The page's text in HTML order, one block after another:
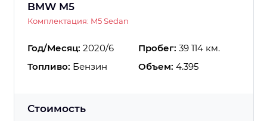
BMW M5
Комплектация: M5 Sedan
Год/Месяц: 2020/6 Пробег: 39 114 км.
Топливо: Бензин Объем: 4.395
Стоимость